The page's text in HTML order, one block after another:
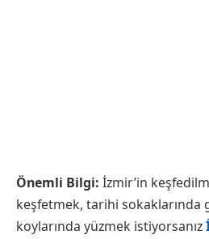
Önemli Bilgi: İzmir’in
keşfetmek, tarihi sokaklarında
koylarında yüzmek istiyorsanız